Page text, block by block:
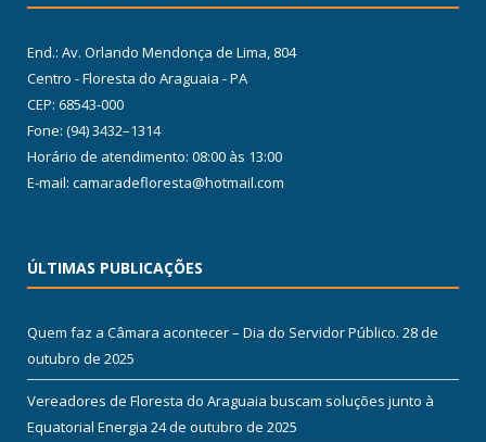
End.: Av. Orlando Mendonça de Lima, 804
Centro - Floresta do Araguaia - PA
CEP: 68543-000
Fone: (94) 3432–1314
Horário de atendimento: 08:00 às 13:00
E-mail: camaradefloresta@hotmail.com
ÚLTIMAS PUBLICAÇÕES
Quem faz a Câmara acontecer – Dia do Servidor Público. 28 de
outubro de 2025
Vereadores de Floresta do Araguaia buscam soluções junto à
Equatorial Energia 24 de outubro de 2025